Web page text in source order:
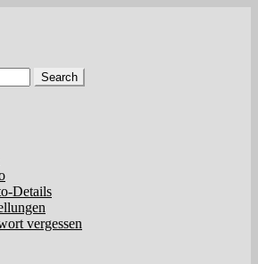
Search
Details
vergessen